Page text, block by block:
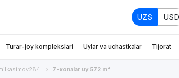
UZS USD
Turar-joy komplekslari Uylar va uchastkalar Tijorat
7-xonalar uy 572 m²